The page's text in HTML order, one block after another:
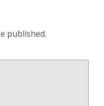
published.